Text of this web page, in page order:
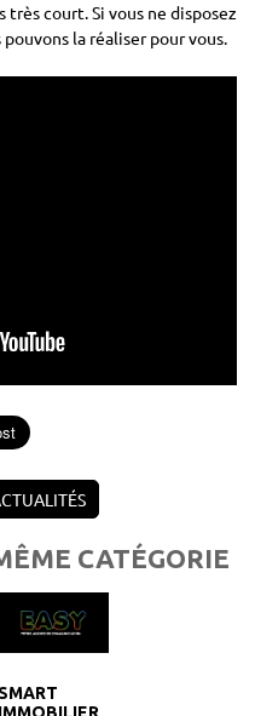
court. Si vous ne disposez
la réaliser pour vous.
CATÉGORIE
SMART
IMMOBILIER